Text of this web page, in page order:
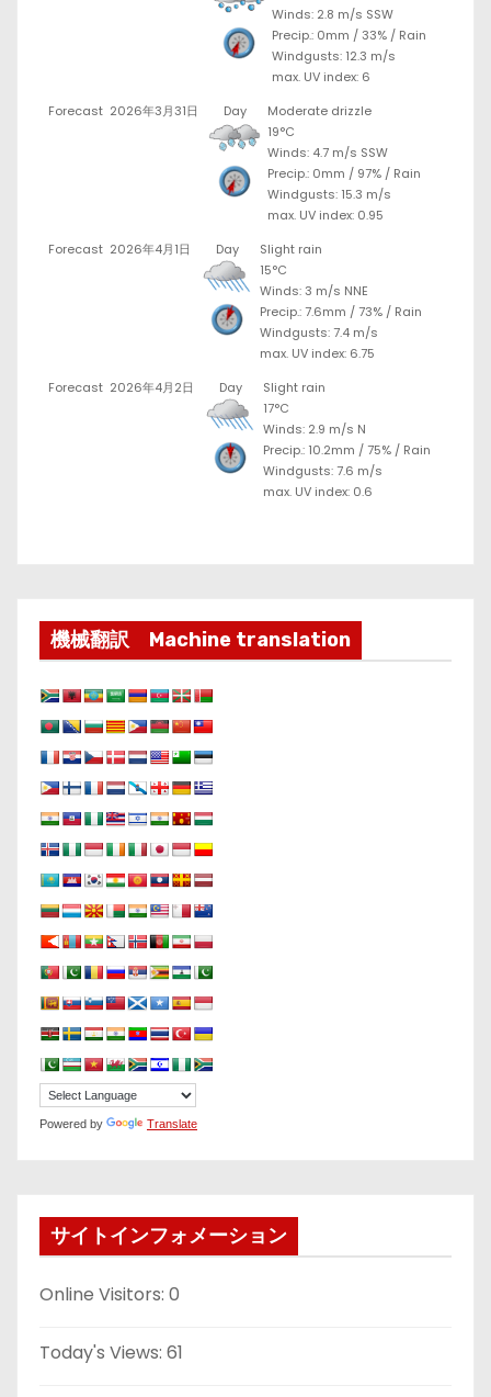
Winds: 2.8 m/s SSW
Precip.: 0mm /33% / Rain
Windgusts: 12.3 m/s
max. UV index: 6
Forecast 2026年3月31日 Day
Moderate drizzle
19°C
Winds: 4.7 m/s SSW
Precip.: 0mm / 97% / Rain
Windgusts: 15.3 m/s
max. UV index: 0.95
Forecast 2026年4月1日 Day
Slight rain
15°C
Winds: 3 m/s NNE
Precip.:7.6mm /73% / Rain
Windgusts: 7.4 m/s
max. UV index: 6.75
Forecast 2026年4月2日 Day
Slight rain
17°C
Winds: 2.9 m/s N
Precip.: 10.2mm /75% / Rain
Windgusts: 7.6 m/s
max. UV index: 0.6
機械翻訳 Machine translation
Powered by Translate
サイトインフォメーション
Online Visitors: 0
Today's Views: 61